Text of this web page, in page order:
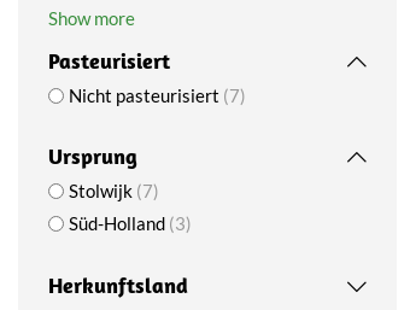
Show more
Pasteurisiert
Nicht pasteurisiert 7
Ursprung
Stolwijk 7
Süd-Holland 3
Herkunftsland